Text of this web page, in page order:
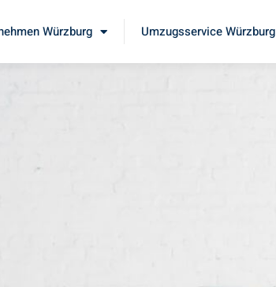
Würzburg Umzugsservice Würzburg